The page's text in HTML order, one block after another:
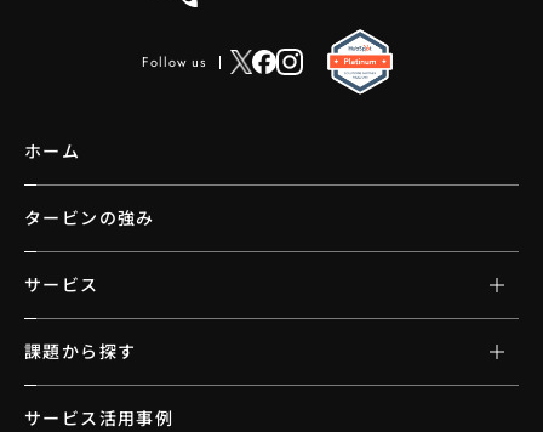
Follow us
ホーム
タービンの強み
サービス
課題から探す
サービス活用事例